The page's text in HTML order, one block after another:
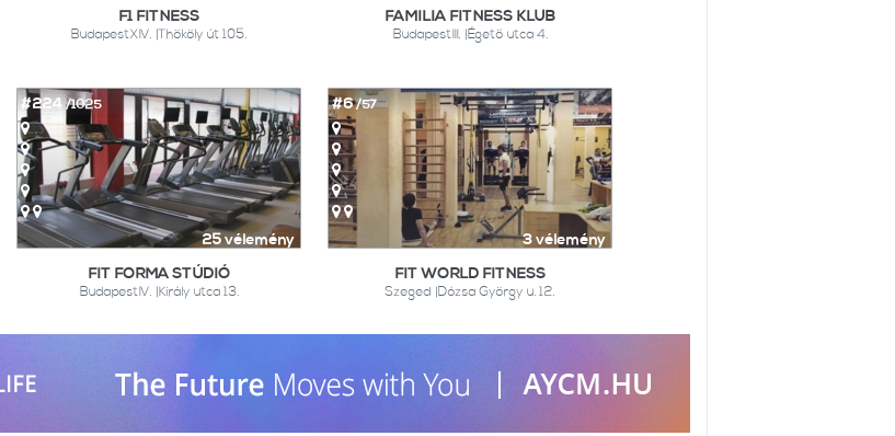
F1 FITNESS
BudapestXIV. |Thököly út 105.
FAMILIA FITNESS KLUB
BudapestIII. |Égető utca 4.
25 vélemény
#224/1025
FIT FORMA STÚDIÓ
BudapestIV. |Király utca 13.
3 vélemény
#6/57
FIT WORLD FITNESS
Szeged |Dózsa György u. 12.